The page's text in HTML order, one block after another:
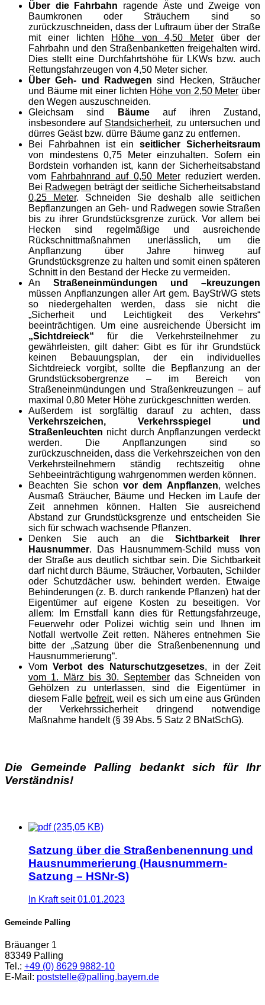
Über die Fahrbahn ragende Äste und Zweige von
Baumkronen oder Sträuchern sind so
zurückzuschneiden, dass der Luftraum über der Straße
mit einer lichten Höhe von 4,50 Meterüber der
Fahrbahn und den Straßenbanketten freigehalten wird.
Dies stellt eine Durchfahrtshöhe für LKWs bzw. auch
Rettungsfahrzeugen von 4,50 Meter sicher.
Über Geh- und Radwegen sind Hecken, Sträucher
und Bäume mit einer lichten Höhe von 2,50 Meter über
den Wegen auszuschneiden.
Gleichsam sind
Bäumeauf ihren Zustand,
insbesondere auf Standsicherheit, zu untersuchen und
dürres Geäst bzw. dürre Bäume ganz zu entfernen.
Bei Fahrbahnen ist einseitlicher Sicherheitsraum
von mindestens 0,75 Meter einzuhalten. Sofern ein
Bordstein vorhanden ist, kann der Sicherheitsabstand
vom Fahrbahnrand auf 0,50 Meterreduziert werden.
Bei Radwegen beträgt der seitliche Sicherheitsabstand
0,25 Meter. Schneiden Sie deshalb alle seitlichen
Bepflanzungen an Geh- und Radwegen sowie Straßen
bis zu ihrer Grundstücksgrenze zurück. Vor allem bei
Hecken sind regelmäßige und ausreichende
Rückschnittmaßnahmen unerlässlich, um die
Anpflanzung über Jahre hinweg auf
Grundstücksgrenze zu halten und somit einen späteren
Schnitt in den Bestand der Hecke zu vermeiden.
An Straßeneinmündungen und –kreuzungen
müssen Anpflanzungen aller Art gem. BayStrWG stets
so niedergehalten werden, dass sie nicht die
„Sicherheit und Leichtigkeit des Verkehrs“
beeinträchtigen. Um eine ausreichende Übersicht im
„Sichtdreieck“ für die Verkehrsteilnehmer zu
gewährleisten, gilt daher: Gibt es für ihr Grundstück
keinen Bebauungsplan, der ein individuelles
Sichtdreieck vorgibt, sollte die Bepflanzung an der
Grundstücksobergrenze – im Bereich von
Straßeneinmündungen und Straßenkreuzungen – auf
maximal 0,80 Meter Höhe zurückgeschnitten werden.
Außerdem ist sorgfältig darauf zu achten, dass
Verkehrszeichen, Verkehrsspiegel und
Straßenleuchten nicht durch Anpflanzungen verdeckt
werden. Die Anpflanzungen sind so
zurückzuschneiden, dass die Verkehrszeichen von den
Verkehrsteilnehmern ständig rechtszeitig ohne
Sehbeeinträchtigung wahrgenommen werden können.
Beachten Sie schon vor dem Anpflanzen, welches
Ausmaß Sträucher, Bäume und Hecken im Laufe der
Zeit annehmen können. Halten Sie ausreichend
Abstand zur Grundstücksgrenze und entscheiden Sie
sich für schwach wachsende Pflanzen.
Denken Sie auch an die Sichtbarkeit Ihrer
Hausnummer. Das Hausnummern-Schild muss von
der Straße aus deutlich sichtbar sein. Die Sichtbarkeit
darf nicht durch Bäume, Sträucher, Vorbauten, Schilder
oder Schutzdächer usw. behindert werden. Etwaige
Behinderungen (z. B. durch rankende Pflanzen) hat der
Eigentümer auf eigene Kosten zu beseitigen. Vor
allem: Im Ernstfall kann dies für Rettungsfahrzeuge,
Feuerwehr oder Polizei wichtig sein und Ihnen im
Notfall wertvolle Zeit retten. Näheres entnehmen Sie
bitte der „Satzung über die Straßenbenennung und
Hausnummerierung“.
Vom Verbot des Naturschutzgesetzes, in der Zeit
vom 1. März bis 30. September das Schneiden von
Gehölzen zu unterlassen, sind die Eigentümer in
diesem Falle befreit, weil es sich um eine aus Gründen
der Verkehrssicherheit dringend notwendige
Maßnahme handelt (§ 39 Abs. 5 Satz 2 BNatSchG).
Die Gemeinde Palling bedankt sich für Ihr
Verständnis!
(235,05 KB)
Satzung über die Straßenbenennung und
Hausnummerierung (Hausnummern-
Satzung – HSNr-S)
In Kraft seit 01.01.2023
Gemeinde Palling
Bräuanger 1
83349 Palling
Tel.: +49 (0) 8629 9882-10
E-Mail: poststelle@palling.bayern.de